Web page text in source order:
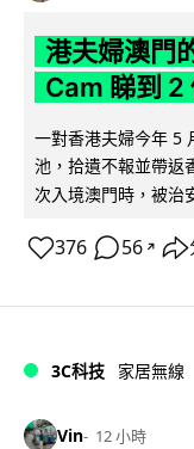
港夫婦澳門
Cam 睇到 2
一對香港夫婦今年 5
池，拾遺不報並帶返
次入境澳門時，被治
376 56 ↗
3C科技 家居無線
Vin 12 小時